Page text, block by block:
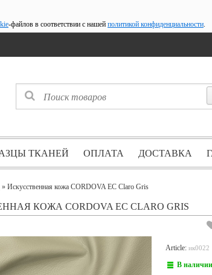
-файлов в соответствии с нашей политикой конфиденциальности.
ТКАНЕЙ ОПЛАТА ДОСТАВКА
» Искусственная кожа CORDOVA EC Claro Gris
КОЖА CORDOVA EC CLARO GRIS
Article: ик0022
В наличии